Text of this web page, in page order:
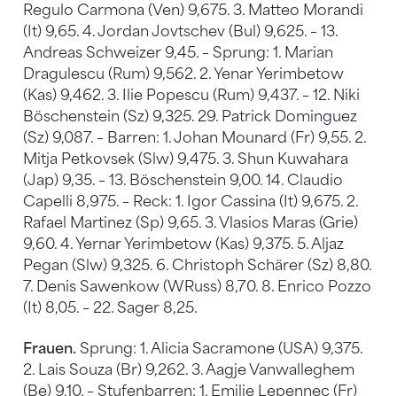
Regulo Carmona (Ven) 9,675. 3. Matteo Morandi
(It) 9,65. 4. Jordan Jovtschev (Bul) 9,625. – 13.
Andreas Schweizer 9,45. – Sprung: 1. Marian
Dragulescu (Rum) 9,562. 2. Yenar Yerimbetow
(Kas) 9,462. 3. Ilie Popescu (Rum) 9,437. – 12. Niki
Böschenstein (Sz) 9,325. 29. Patrick Dominguez
(Sz) 9,087. – Barren: 1. Johan Mounard (Fr) 9,55. 2.
Mitja Petkovsek (Slw) 9,475. 3. Shun Kuwahara
(Jap) 9,35. – 13. Böschenstein 9,00. 14. Claudio
Capelli 8,975. – Reck: 1. Igor Cassina (It) 9,675. 2.
Rafael Martinez (Sp) 9,65. 3. Vlasios Maras (Grie)
9,60. 4. Yernar Yerimbetow (Kas) 9,375. 5. Aljaz
Pegan (Slw) 9,325. 6. Christoph Schärer (Sz) 8,80.
7. Denis Sawenkow (WRuss) 8,70. 8. Enrico Pozzo
(It) 8,05. – 22. Sager 8,25.
Frauen. Sprung: 1. Alicia Sacramone (USA) 9,375.
2. Lais Souza (Br) 9,262. 3. Aagje Vanwalleghem
(Be) 9,10. – Stufenbarren: 1. Emilie Lepennec (Fr)